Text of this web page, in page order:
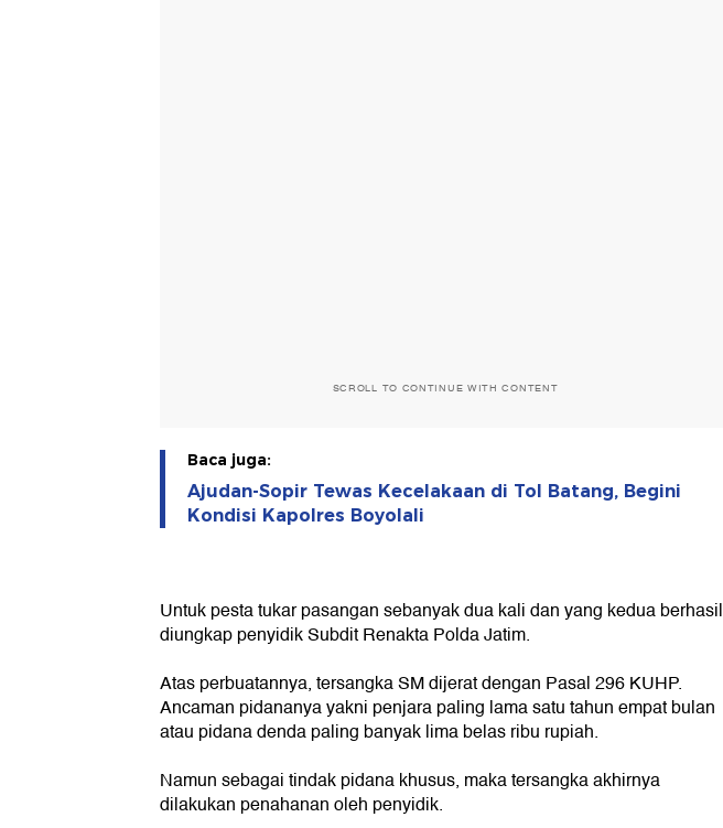
SCROLL TO CONTINUE WITH CONTENT
Baca juga:
Ajudan-Sopir Tewas Kecelakaan di Tol Batang, Begini
Kondisi Kapolres Boyolali
Untuk pesta tukar pasangan sebanyak dua kali dan yang kedua berhasil
diungkap penyidik Subdit Renakta Polda Jatim.
Atas perbuatannya, tersangka SM dijerat dengan Pasal 296 KUHP.
Ancaman pidananya yakni penjara paling lama satu tahun empat bulan
atau pidana denda paling banyak lima belas ribu rupiah.
Namun sebagai tindak pidana khusus, maka tersangka akhirnya
dilakukan penahanan oleh penyidik.